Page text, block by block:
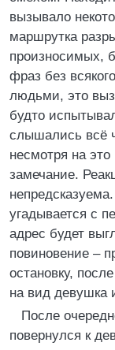
вызывало
маршрутка
произносимых,
фраз без
людьми, это
будто
слышались всё
несмотря на
замечание.
угадывается с
адрес будет
повиновение –
остановку,
на вид девушка
После
повернулся к